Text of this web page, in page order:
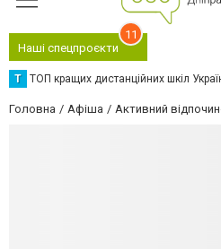
Наші спецпроєкти
11
Т ТОП кращих дистанційних шкіл
Головна Афіша Активний